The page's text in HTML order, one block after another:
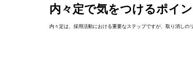
内々定で気をつけるポイ
内々定は、採用活動における重要なステップですが、取り消し